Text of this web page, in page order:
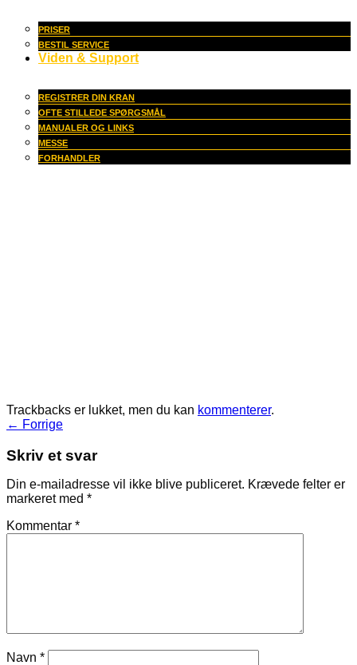
PRISER
BESTIL SERVICE
Viden & Support
REGISTRER DIN KRAN
OFTE STILLEDE SPØRGSMÅL
MANUALER OG LINKS
MESSE
FORHANDLER
Trackbacks er lukket, men du kan kommenterer.
← Forrige
Skriv et svar
Din e-mailadresse vil ikke blive publiceret. Krævede felter er
markeret med *
Kommentar *
Navn *